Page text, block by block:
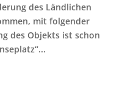
des Ländlichen
mit folgender
des Objekts ist schon